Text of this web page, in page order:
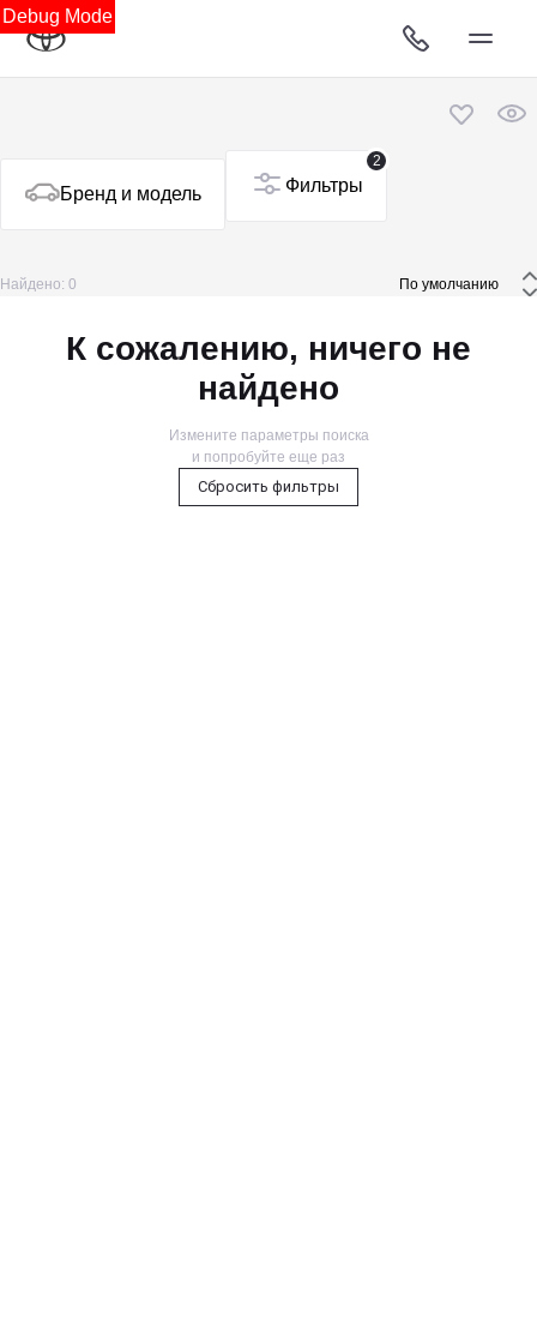
Debug Mode
Бренд и модель
2
Фильтры
Найдено: 0
К сожалению, ничего не
найдено
Измените параметры поиска
и попробуйте еще раз
Сбросить фильтры